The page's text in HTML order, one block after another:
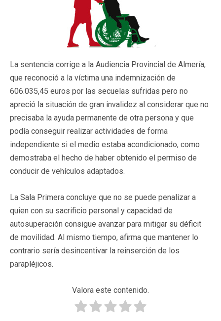
La sentencia corrige a la Audiencia Provincial de Almería,
que reconoció a la víctima una indemnización de
606.035,45 euros por las secuelas sufridas pero no
apreció la situación de gran invalidez al considerar que no
precisaba la ayuda permanente de otra persona y que
podía conseguir realizar actividades de forma
independiente si el medio estaba acondicionado, como
demostraba el hecho de haber obtenido el permiso de
conducir de vehículos adaptados.
La Sala Primera concluye que no se puede penalizar a
quien con su sacrificio personal y capacidad de
autosuperación consigue avanzar para mitigar su déficit
de movilidad. Al mismo tiempo, afirma que mantener lo
contrario sería desincentivar la reinserción de los
parapléjicos.
Valora este contenido.